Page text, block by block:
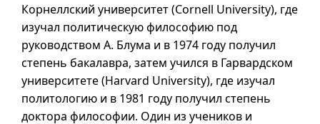
Корнеллский университет (Cornell University), где
изучал политическую философию под
руководством А. Блума и в 1974 году получил
степень бакалавра, затем учился в Гарвардском
университете (Harvard University), где изучал
политологию и в 1981 году получил степень
доктора философии. Один из учеников и